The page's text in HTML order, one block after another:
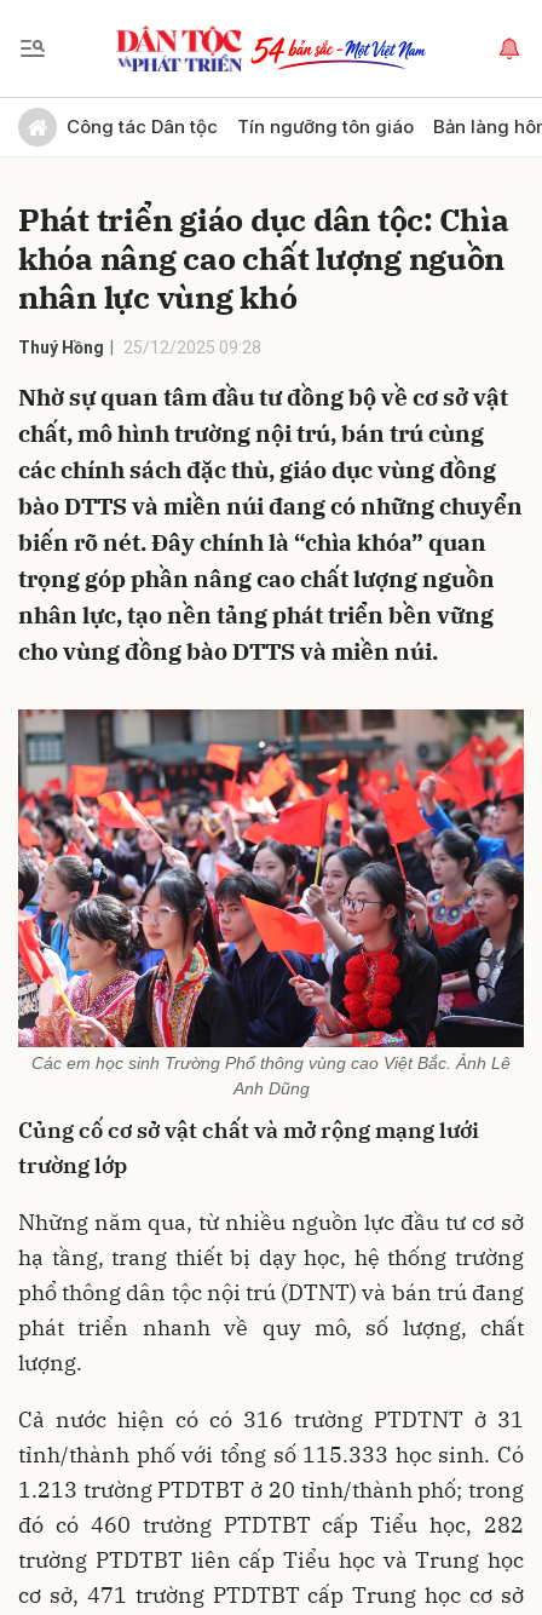
Công tác Dân tộc Tín ngưỡng tôn giáo Bản làng
Phát triển giáo dục dân tộc: Chìa
khóa nâng cao chất lượng nguồn
nhân lực vùng khó
Thuý Hồng 25/12/2025 09:28
Nhờ sự quan tâm đầu tư đồng bộ về cơ sở vật
chất, mô hình trường nội trú, bán trú cùng
các chính sách đặc thù, giáo dục vùng đồng
bào DTTS và miền núi đang có những chuyển
biến rõ nét. Đây chính là “chìa khóa” quan
trọng góp phần nâng cao chất lượng nguồn
nhân lực, tạo nền tảng phát triển bền vững
cho vùng đồng bào DTTS và miền núi.
Các em học sinh Trường Phổ thông vùng cao Việt Bắc. Ảnh Lê
Anh Dũng
Củng cố cơ sở vật chất và mở rộng mạng lưới
trường lớp
Những năm qua, từ nhiều nguồn lực đầu tư cơ sở
hạ tầng, trang thiết bị dạy học, hệ thống trường
phổ thông dân tộc nội trú (DTNT) và bán trú đang
phát triển nhanh về quy mô, số lượng, chất
lượng.
Cả nước hiện có có 316 trường PTDTNT ở 31
tỉnh/thành phố với tổng số 115.333 học sinh. Có
1.213 trường PTDTBT ở 20 tỉnh/thành phố; trong
đó có 460 trường PTDTBT cấp Tiểu học, 282
trường PTDTBT liên cấp Tiểu học và Trung học
cơ sở, 471 trường PTDTBT cấp Trung học cơ sở
Gửi bình luận